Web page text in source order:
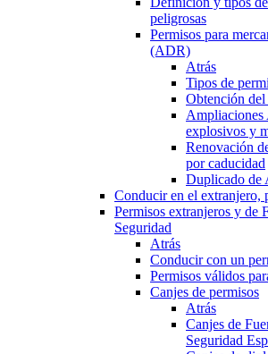
peligrosas
Permisos para
(ADR)
Atrás
Tipos de
Obtención
Ampliaciones
explosivos y
Renovación
por caducidad
Duplicado de
Conducir en el extranjero,
Permisos extranjeros y de
Seguridad
Atrás
Conducir con un
Permisos válidos
Canjes de permisos
Atrás
Canjes de
Seguridad